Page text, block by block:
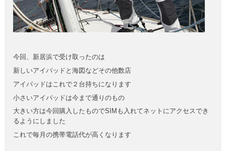
今回、新居浜で受け取ったのは
新しいアイパッドと海図などその他数店
アイパッドはこれで２台持ちになります
小さいアイパッドは今まで通りのもの
大きい方は今回購入したものでSIMも入れてネットにアクセスでき
るようにしました
これで毎月の携帯電話代が高くなります